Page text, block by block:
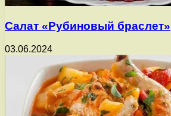
Салат «Рубиновый браслет»
03.06.2024